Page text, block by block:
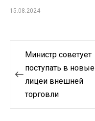
15.08.2024
Навигация
по
записям
Министр советует
поступать в новые
лицеи внешней
торговли